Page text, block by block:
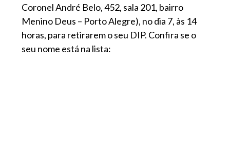
Coronel André Belo, 452, sala 201, bairro
Menino Deus – Porto Alegre), no dia 7, às 14
horas, para retirarem o seu DIP. Confira se o
seu nome está na lista: